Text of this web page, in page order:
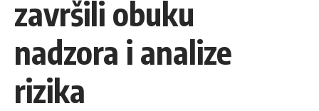
završili obuku
nadzora i analize
rizika